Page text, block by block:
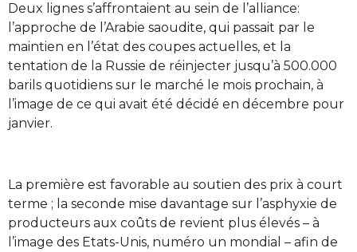
Deux lignes s’affrontaient au sein de l’alliance:
l’approche de l’Arabie saoudite, qui passait par le
maintien en l’état des coupes actuelles, et la
tentation de la Russie de réinjecter jusqu’à 500.000
barils quotidiens sur le marché le mois prochain, à
l’image de ce qui avait été décidé en décembre pour
janvier.
La première est favorable au soutien des prix à court
terme ; la seconde mise davantage sur l’asphyxie de
producteurs aux coûts de revient plus élevés – à
l’image des Etats-Unis, numéro un mondial – afin de